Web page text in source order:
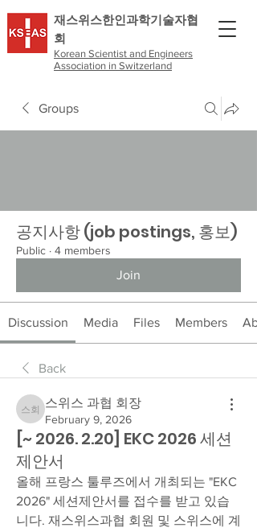
​재스위스한인과학기술자협
회
Korean Scientist and Engineers
Association in Switzerland
Groups
공지사항 (job postings, 홍보)
Public · 4 members
Join
Discussion Media Files Members
Back
스위스 과협 회장
스위스 과협 회장
February 9, 2026
[~ 2026. 2.20] EKC 2026 세션
제안서
올해 프랑스 툴루즈에서 개최되는 "EKC
2026" 세션제안서를 접수를 받고 있습
니다. 재스위스과협 회원 및 스위스에 계